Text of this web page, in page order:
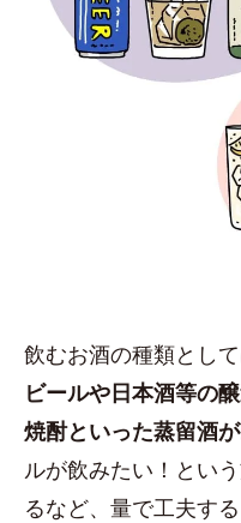
飲むお酒の種類として
ビールや日本酒等の
焼酎といった蒸留酒が
ルが飲みたい！とい
るなど、量で工夫す